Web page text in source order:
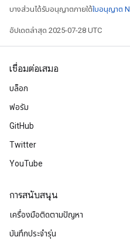
บางส่วนได้รับอนุญาตภายใต้ใบอนุญาต
อัปเดตล่าสุด 2025-07-28 UTC
เชื่อมต่อเสมอ
บล็อก
ฟอรัม
GitHub
Twitter
YouTube
การสนับสนุน
เครื่องมือติดตามปัญหา
บันทึกประจำรุ่น